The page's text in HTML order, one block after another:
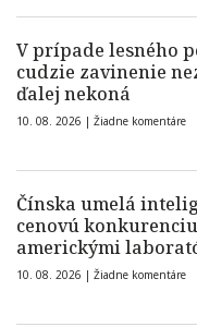
V prípade lesného
cudzie zavinenie
ďalej nekoná
10. 08. 2026 | Žiadne komentáre
Čínska umelá
cenovú
americkými
10. 08. 2026 | Žiadne komentáre